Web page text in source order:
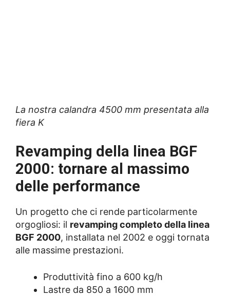
La nostra calandra 4500 mm presentata alla
fiera K
Revamping della linea BGF
2000: tornare al massimo
delle performance
Un progetto che ci rende particolarmente
orgogliosi: il revamping completo della linea
BGF 2000, installata nel 2002 e oggi tornata
alle massime prestazioni.
Produttività fino a 600 kg/h
Lastre da 850 a 1600 mm